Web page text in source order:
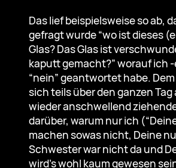
Das lief beispielsweise so ab,
gefragt wurde “wo ist dieses
Glas? Das Glas ist
kaputt gemacht?” worauf ich
“nein” geantwortet habe.
sich teils über den ganzen Tag
wieder anschwellend
darüber, warum nur ich
machen sowas nicht, Deine
Schwester war nicht da und
wird’s wohl kaum gewesen